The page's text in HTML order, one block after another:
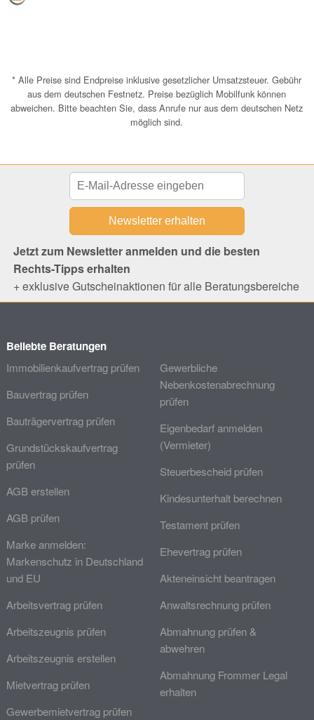
* Alle Preise sind Endpreise inklusive gesetzlicher Umsatzsteuer. Gebühr
aus dem deutschen Festnetz. Preise bezüglich Mobilfunk können
abweichen. Bitte beachten Sie, dass Anrufe nur aus dem deutschen Netz
möglich sind.
Jetzt zum Newsletter anmelden und die besten
Rechts-Tipps erhalten
+ exklusive Gutscheinaktionen für alle Beratungsbereiche
Beliebte Beratungen
Immobilienkaufvertrag prüfen
Bauvertrag prüfen
Bauträgervertrag prüfen
Grundstückskaufvertrag
prüfen
AGB erstellen
AGB prüfen
Marke anmelden:
Markenschutz in Deutschland
und EU
Arbeitsvertrag prüfen
Arbeitszeugnis prüfen
Arbeitszeugnis erstellen
Mietvertrag prüfen
Gewerbemietvertrag prüfen
Gewerbliche
Nebenkostenabrechnung
prüfen
Eigenbedarf anmelden
(Vermieter)
Steuerbescheid prüfen
Kindesunterhalt berechnen
Testament prüfen
Ehevertrag prüfen
Akteneinsicht beantragen
Anwaltsrechnung prüfen
Abmahnung prüfen &
abwehren
Abmahnung Frommer Legal
erhalten